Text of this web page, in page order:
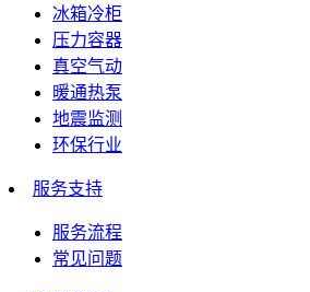
冰箱冷柜
压力容器
真空气动
暖通热泵
地震监测
环保行业
服务支持
服务流程
常见问题